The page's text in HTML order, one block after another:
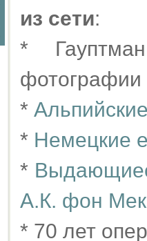
из сети:
*
фотографии
*
* Немецкие
*
А.К. фон
* 70 лет